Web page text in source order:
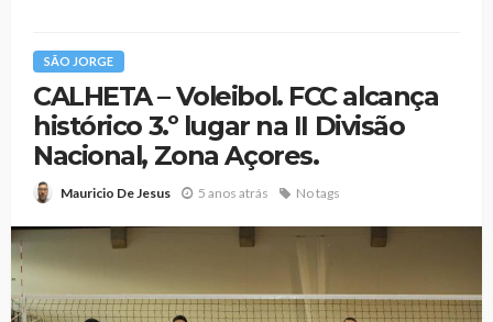
SÃO JORGE
CALHETA – Voleibol. FCC alcança
histórico 3.º lugar na II Divisão
Nacional, Zona Açores.
Mauricio De Jesus 5 anos atrás No tags